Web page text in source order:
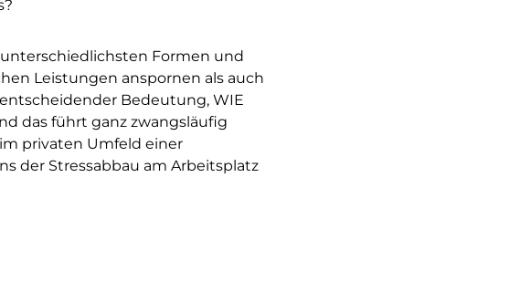
Formen und
Leistungen anspornen als auch
Bedeutung, WIE
das führt ganz zwangsläufig
privaten Umfeld einer
der Stressabbau am Arbeitsplatz